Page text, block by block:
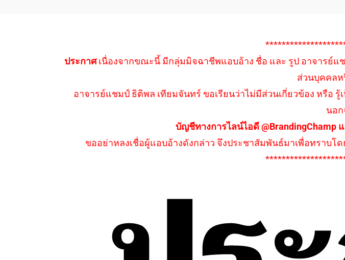
ประกาศเนื่องจากขณะนี้ มีกลุ่มมิจฉาชีพแอบอ้าง ชื่อ และ รูป อาจารย์แ
ส่วนบุคคล
อาจารย์แชมป์ ธิติพล เทียมจันทร์ ขอเรียนว่าไม่มีส่วนเกี่ยวข้อง หรือ
นอก
บัญชีทางการไลน์ไอดี @BrandingChamp
ขออย่าหลงเชื่อผู้แอบอ้างดังกล่าว จึงประชาสัมพันธ์มาเพื่อทราบโ